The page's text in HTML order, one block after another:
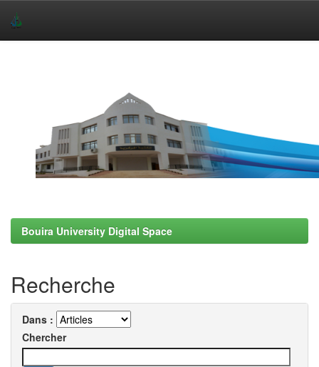
Bouira University Digital Space
Recherche
Dans :
Chercher